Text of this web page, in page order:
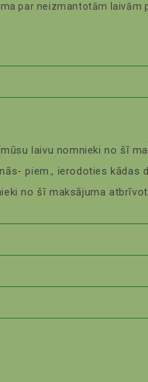
par neizmantotām laivām
laivu nomnieki no šī
piem., ierodoties
no šī maksājuma